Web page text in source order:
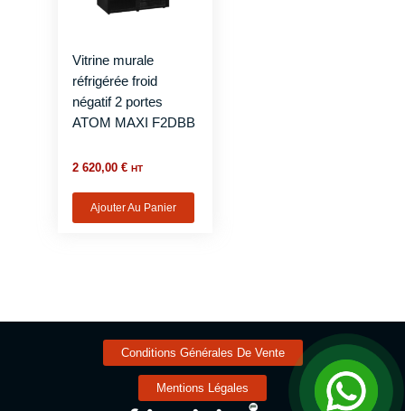
Vitrine murale
réfrigérée froid
négatif 2 portes
ATOM MAXI F2DBB
2 620,00€ HT
Ajouter Au Panier
Conditions Générales De Vente
Mentions Légales